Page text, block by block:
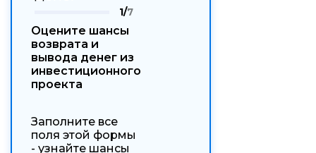
1/7
Оцените шансы
возврата и
вывода денег из
инвестиционного
проекта
Заполните все
поля этой формы
- узнайте шансы